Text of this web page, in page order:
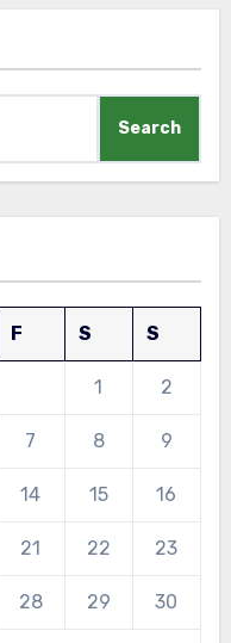
Search
F S S
1 2
7 8 9
14 15 16
21 22 23
28 29 30